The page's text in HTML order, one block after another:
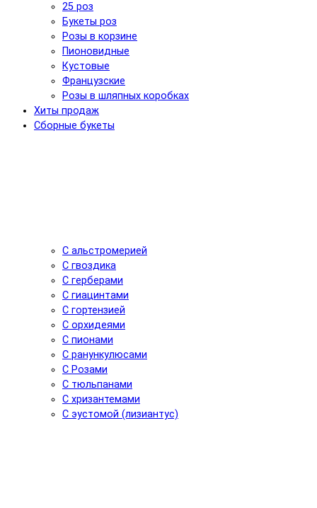
25 роз
Букеты роз
Розы в корзине
Пионовидные
Кустовые
Французские
Розы в шляпных коробках
Хиты продаж
Сборные букеты
С альстромерией
С гвоздика
С герберами
С гиацинтами
С гортензией
С орхидеями
С пионами
С ранункулюсами
С Розами
С тюльпанами
С хризантемами
С эустомой (лизиантус)